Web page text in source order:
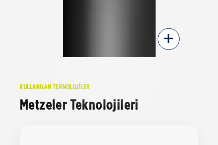
+
KULLANILAN TEKNOLOJİLER
Metzeler Teknolojileri